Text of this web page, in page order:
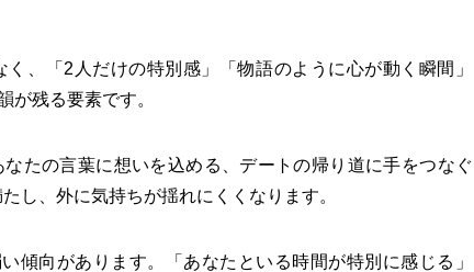
、「2人だけの特別感」「物語のように心が動く瞬間」
が残る要素です。
たの言葉に想いを込める、デートの帰り道に手をつなぐ
し、外に気持ちが揺れにくくなります。
傾向があります。「あなたといる時間が特別に感じる」